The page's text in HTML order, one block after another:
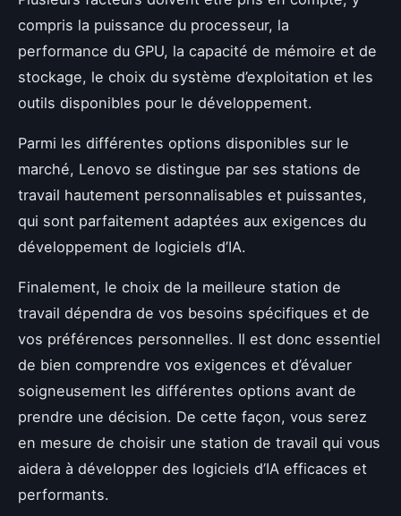
compris la puissance du processeur, la
performance du GPU, la capacité de mémoire et de
stockage, le choix du système d’exploitation et les
outils disponibles pour le développement.
Parmi les différentes options disponibles sur le
marché, Lenovo se distingue par ses stations de
travail hautement personnalisables et puissantes,
qui sont parfaitement adaptées aux exigences du
développement de logiciels d’IA.
Finalement, le choix de la meilleure station de
travail dépendra de vos besoins spécifiques et de
vos préférences personnelles. Il est donc essentiel
de bien comprendre vos exigences et d’évaluer
soigneusement les différentes options avant de
prendre une décision. De cette façon, vous serez
en mesure de choisir une station de travail qui vous
aidera à développer des logiciels d’IA efficaces et
performants.